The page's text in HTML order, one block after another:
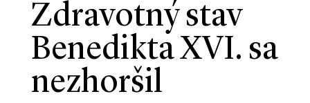
Zdravotný stav
Benedikta XVI. sa
nezhoršil